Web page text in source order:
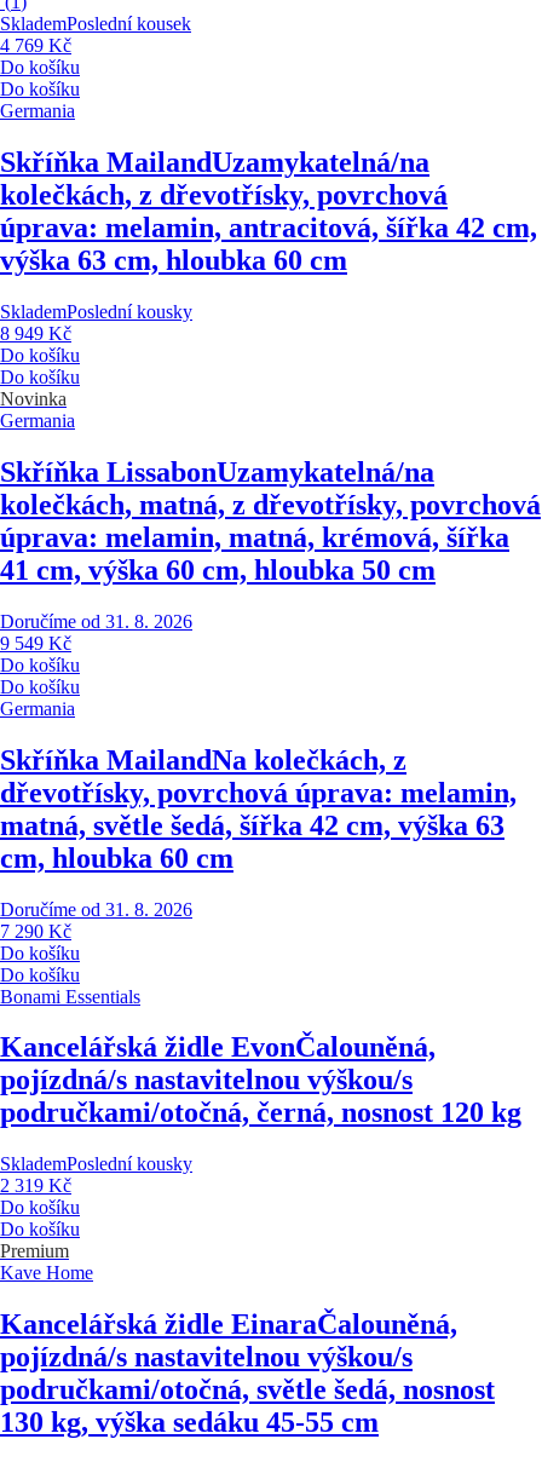
SklademPoslední kousek
4 769 Kč
Do košíku
Do košíku
Germania
Skříňka MailandUzamykatelná/na
kolečkách, z dřevotřísky, povrchová
úprava: melamin, antracitová, šířka 42 cm,
výška 63 cm, hloubka 60 cm
SklademPoslední kousky
8 949 Kč
Do košíku
Do košíku
Novinka
Germania
Skříňka LissabonUzamykatelná/na
kolečkách, matná, z dřevotřísky, povrchová
úprava: melamin, matná, krémová, šířka
41 cm, výška 60 cm, hloubka 50 cm
Doručíme od 31. 8. 2026
9 549 Kč
Do košíku
Do košíku
Germania
Skříňka MailandNa kolečkách, z
dřevotřísky, povrchová úprava: melamin,
matná, světle šedá, šířka 42 cm, výška 63
cm, hloubka 60 cm
Doručíme od 31. 8. 2026
7 290 Kč
Do košíku
Do košíku
Bonami Essentials
Kancelářská židle EvonČalouněná,
pojízdná/s nastavitelnou výškou/s
područkami/otočná, černá, nosnost 120 kg
SklademPoslední kousky
2 319 Kč
Do košíku
Do košíku
Premium
Kave Home
Kancelářská židle EinaraČalouněná,
pojízdná/s nastavitelnou výškou/s
područkami/otočná, světle šedá, nosnost
130 kg, výška sedáku 45-55 cm